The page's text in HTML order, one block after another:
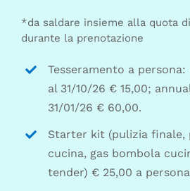
*da saldare insieme alla quota
durante la prenotazione
Tesseramento a
al 31/10/26 € 15,00;
31/01/26 € 60,00.
Starter kit (pulizia
cucina, gas bombola
tender) € 25,00 a persona